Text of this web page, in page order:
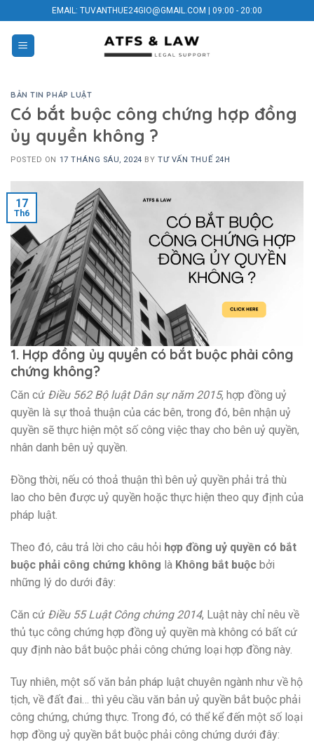
to
content
EMAIL: TUVANTHUE24GIO@GMAIL.COM | 09:00 - 20:00
BẢN TIN PHÁP LUẬT
Có bắt buộc công chứng hợp đồng
ủy quyền không ?
POSTED ON 17 THÁNG SÁU, 2024 BY TƯ VẤN THUẾ 24H
17
Th6
1. Hợp đồng ủy quyền có bắt buộc phải công
chứng không?
Căn cứ Điều 562 Bộ luật Dân sự năm 2015, hợp đồng uỷ
quyền là sự thoả thuận của các bên, trong đó, bên nhận uỷ
quyền sẽ thực hiện một số công việc thay cho bên uỷ quyền,
nhân danh bên uỷ quyền.
Đồng thời, nếu có thoả thuận thì bên uỷ quyền phải trả thù
lao cho bên được uỷ quyền hoặc thực hiện theo quy định của
pháp luật.
Theo đó, câu trả lời cho câu hỏi hợp đồng uỷ quyền có bắt
buộc phải công chứng không là Không bắt buộc bởi
những lý do dưới đây:
Căn cứ Điều 55 Luật Công chứng 2014, Luật này chỉ nêu về
thủ tục công chứng hợp đồng uỷ quyền mà không có bất cứ
quy định nào bắt buộc phải công chứng loại hợp đồng này.
Tuy nhiên, một số văn bản pháp luật chuyên ngành như về hộ
tịch, về đất đai… thì yêu cầu văn bản uỷ quyền bắt buộc phải
công chứng, chứng thực. Trong đó, có thể kể đến một số loại
hợp đồng uỷ quyền bắt buộc phải công chứng dưới đây: